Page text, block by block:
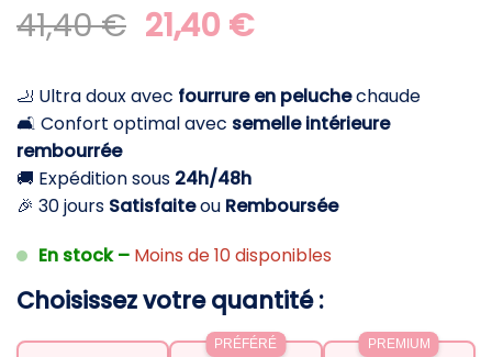
41,40€ Le
prix
initial
était :
21,40 €Le
actuel
est :
🦶 Ultra doux avec fourrure en peluchechaude
🛋️ Confort optimal avec semelle intérieure
rembourrée
🚚 Expédition sous 24h/48h
🎉 30 jours Satisfaiteou Remboursée
En stock – Moins de 10 disponibles
Choisissez votre quantité :
PRÉFÉRÉ PREMIUM